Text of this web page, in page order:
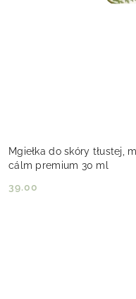
Mgiełka do skóry tłustej,
cálm premium 30 ml
Cena:
39.00